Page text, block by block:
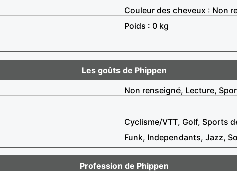
Couleur des cheveux : Non
Poids : 0 kg
Les goûts de Phippen
Non renseigné, Lecture,
Cyclisme/VTT, Golf, Sports
Funk, Independants, Jazz,
Profession de Phippen